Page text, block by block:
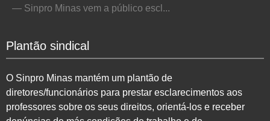
— Sinpro Minas vem a público escl...
Plantão sindical
O Sinpro Minas mantém um plantão de
diretores/funcionários para prestar esclarecimentos aos
professores sobre os seus direitos, orientá-los e receber